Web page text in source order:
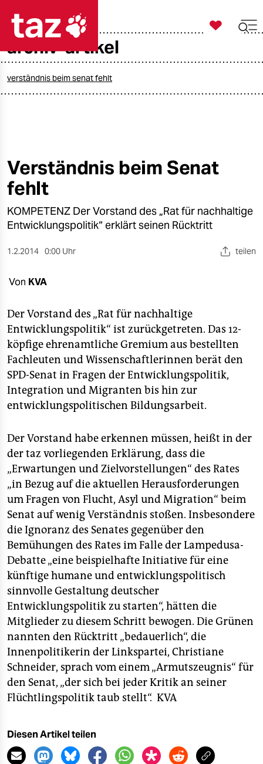
taz zahl ich
öko
gesellschaft
kultur
nord
wahrheit
verlag
verlag
veranstaltungen
shop
fragen & hilfe
unterstützen
abo
genossenschaft
epaper login

taz zahl ich
archiv-artikel
verständnis beim senat fehlt
Verständnis beim Senat
fehlt
KOMPETENZ Der Vorstand des „Rat für nachhaltige
Entwicklungspolitik“ erklärt seinen Rücktritt
1.2.2014 0:00 Uhr teilen
Von KVA
Der Vorstand des „Rat für nachhaltige
Entwicklungspolitik“ ist zurückgetreten. Das 12-
köpfige ehrenamtliche Gremium aus bestellten
Fachleuten und Wissenschaftlerinnen berät den
SPD-Senat in Fragen der Entwicklungspolitik,
Integration und Migranten bis hin zur
entwicklungspolitischen Bildungsarbeit.
Der Vorstand habe erkennen müssen, heißt in der
der taz vorliegenden Erklärung, dass die
„Erwartungen und Zielvorstellungen“ des Rates
„in Bezug auf die aktuellen Herausforderungen
um Fragen von Flucht, Asyl und Migration“ beim
Senat auf wenig Verständnis stoßen. Insbesondere
die Ignoranz des Senates gegenüber den
Bemühungen des Rates im Falle der Lampedusa-
Debatte „eine beispielhafte Initiative für eine
künftige humane und entwicklungspolitisch
sinnvolle Gestaltung deutscher
Entwicklungspolitik zu starten“, hätten die
Mitglieder zu diesem Schritt bewogen. Die Grünen
nannten den Rücktritt „bedauerlich“, die
Innenpolitikerin der Linkspartei, Christiane
Schneider, sprach vom einem „Armutszeugnis“ für
den Senat, „der sich bei jeder Kritik an seiner
Flüchtlingspolitik taub stellt“. KVA
Diesen Artikel teilen